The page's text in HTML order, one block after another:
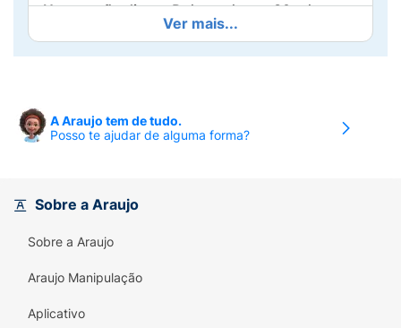
Umectação diurna:Deixe agir por 30 minutos
ou mais e depois lave os cabelos.
Ver mais...
A Araujo tem de tudo.
Posso te ajudar de alguma forma?
Sobre a Araujo
Sobre a Araujo
Araujo Manipulação
Aplicativo